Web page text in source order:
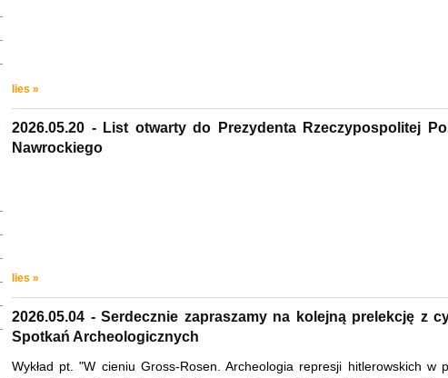
lies »
2026.05.20 - List otwarty do Prezydenta Rzeczypospolitej
Nawrockiego
lies »
2026.05.04 - Serdecznie zapraszamy na kolejną prelekcję z
Spotkań Archeologicznych
Wykład pt. "W cieniu Gross-Rosen. Archeologia represji hitlerowskich w